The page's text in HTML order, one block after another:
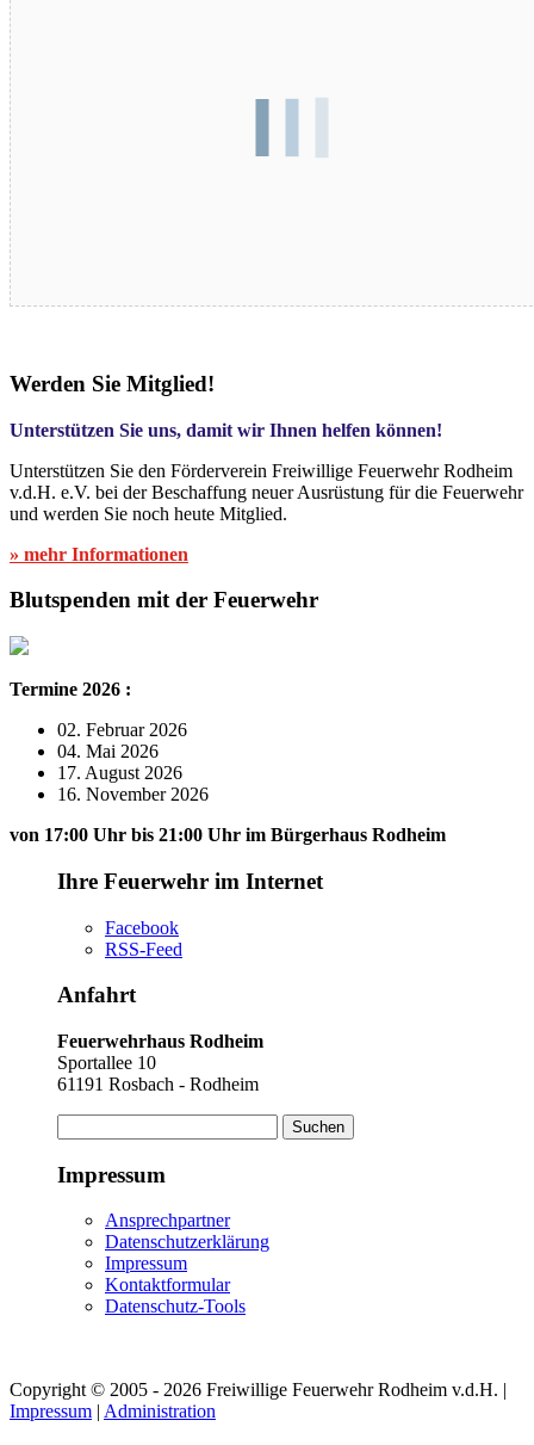
Blutspende – 17.08.2026
Werden Sie Mitglied!
Unterstützen Sie uns, damit wir Ihnen helfen können!
Unterstützen Sie den Förderverein Freiwillige Feuerwehr Rodheim
v.d.H. e.V. bei der Beschaffung neuer Ausrüstung für die Feuerwehr
und werden Sie noch heute Mitglied.
» mehr Informationen
Blutspenden mit der Feuerwehr
Termine 2026 :
02. Februar 2026
04. Mai 2026
17. August 2026
16. November 2026
von 17:00 Uhr bis 21:00 Uhr im Bürgerhaus Rodheim
Ihre Feuerwehr im Internet
Facebook
RSS-Feed
Anfahrt
Feuerwehrhaus Rodheim
Sportallee 10
61191 Rosbach - Rodheim
nach:
Impressum
Ansprechpartner
Datenschutzerklärung
Impressum
Kontaktformular
Datenschutz-Tools
Copyright © 2005 - 2026 Freiwillige Feuerwehr Rodheim v.d.H. |
Impressum Administration